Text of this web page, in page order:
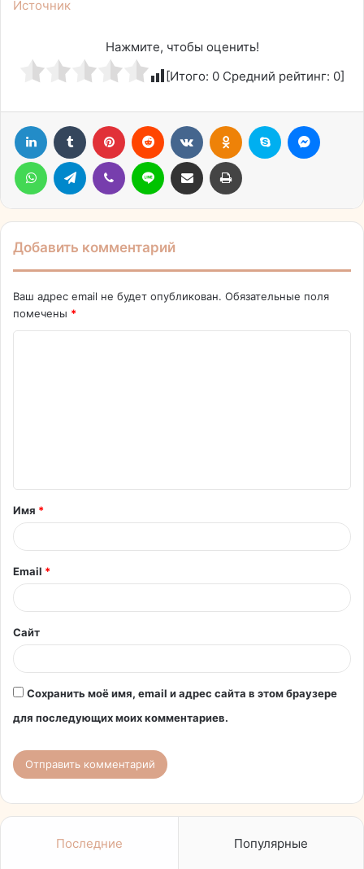
Источник
Нажмите, чтобы оценить!
[Итого: 0 Средний рейтинг: 0]
LinkedIn Tumblr Pinterest Reddit ВконтактеОдноклассники
Skype
WhatsAppTelegram Viber Line Поделиться через электронную почту Печатать
Добавить комментарий
Ваш адрес email не будет опубликован. Обязательные поля
помечены *
т
а
й
*
Имя *
Email *
Сайт
Сохранить моё имя, email и адрес сайта в этом браузере
для последующих моих комментариев.
Последние Популярные